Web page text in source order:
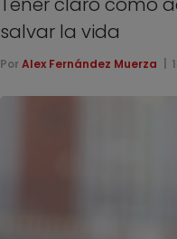
salvar la vida
Por Alex Fernández Muerza